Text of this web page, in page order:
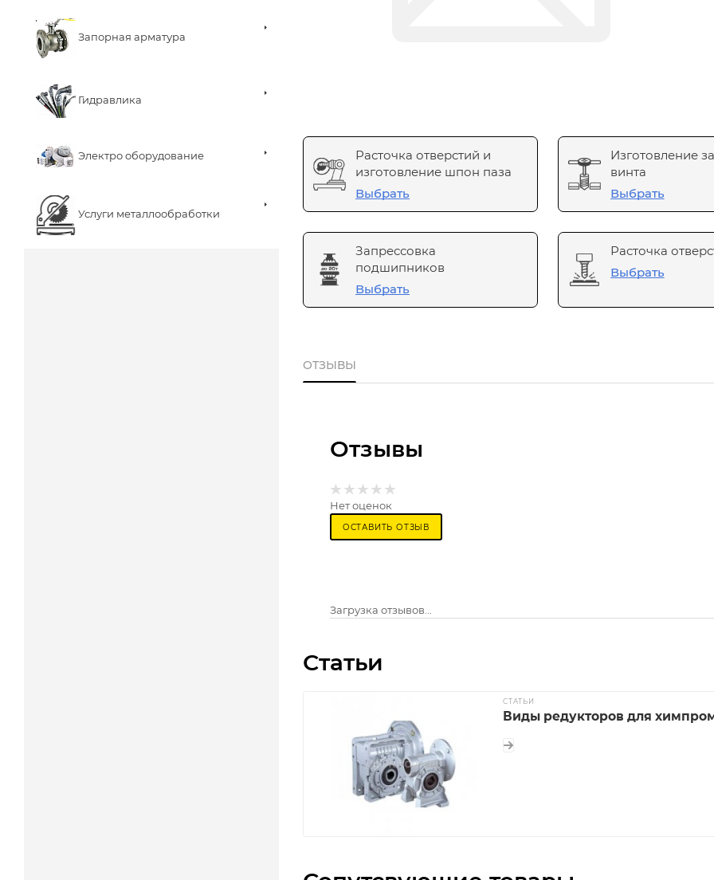
Запорная арматура
Гидравлика
Электро оборудование
Услуги металлообработки
Расточка отверстий и
изготовление шпон паза
Выбрать
Изготовление
винта
Выбрать
Запрессовка
подшипников
Выбрать
Расточка
Выбрать
ОТЗЫВЫ
Отзывы
Нет оценок
ОСТАВИТЬ ОТЗЫВ
Загрузка отзывов...
Статьи
СТАТЬИ
Виды редукторов для